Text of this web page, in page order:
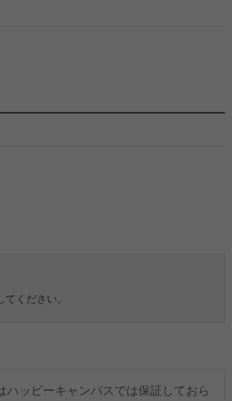
てください。
ハッピーキャンパスでは保証しておら